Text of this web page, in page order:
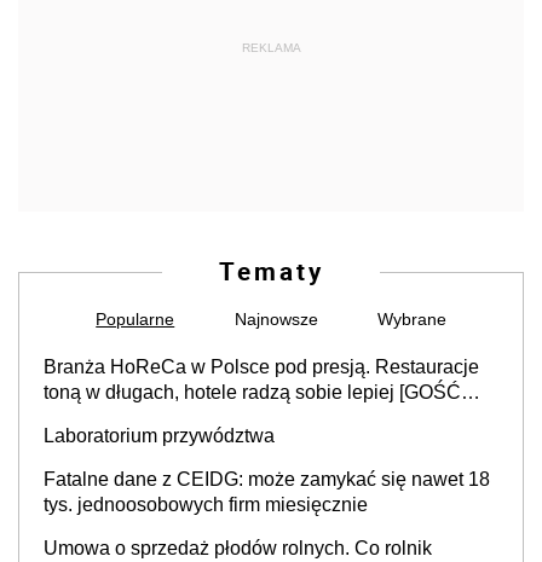
REKLAMA
Tematy
Popularne Najnowsze Wybrane
Branża HoReCa w Polsce pod presją. Restauracje
toną w długach, hotele radzą sobie lepiej [GOŚĆ
Laboratorium przywództwa
Fatalne dane z CEIDG: może zamykać się nawet 18
tys. jednoosobowych firm miesięcznie
Umowa o sprzedaż płodów rolnych. Co rolnik